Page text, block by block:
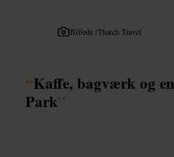
Billede /Thatch Travel
“Kaffe, bagværk og
Park”